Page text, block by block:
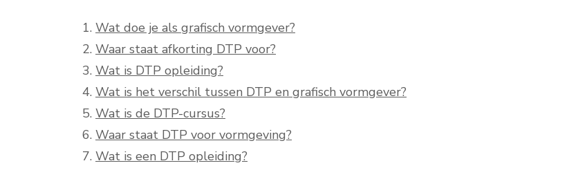
Wat doe je als grafisch vormgever?
Waar staat afkorting DTP voor?
Wat is DTP opleiding?
Wat is het verschil tussen DTP en grafisch vormgever?
Wat is de DTP-cursus?
Waar staat DTP voor vormgeving?
Wat is een DTP opleiding?